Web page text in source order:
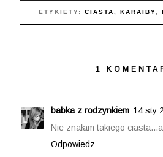
ETYKIETY: CIASTA KARAIBY
1
babka z rodzynkiem 14 sty
Nie znałam takiego
Odpowiedz